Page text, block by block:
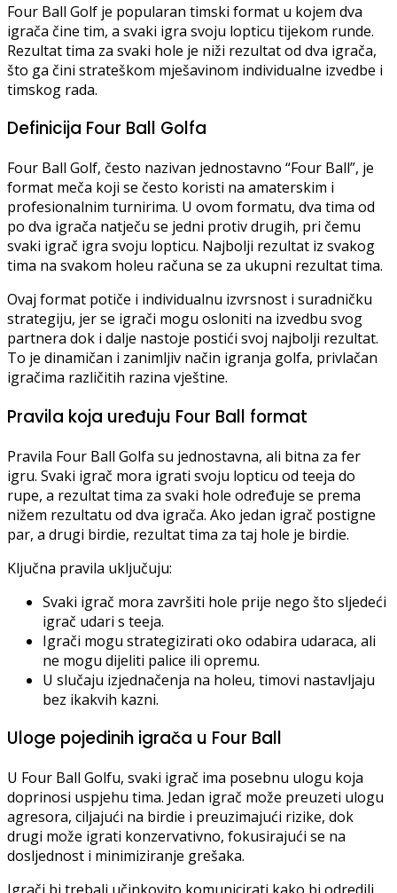
Four Ball Golf je popularan timski format u kojem dva
igrača čine tim, a svaki igra svoju lopticu tijekom runde.
Rezultat tima za svaki hole je niži rezultat od dva igrača,
što ga čini strateškom mješavinom individualne izvedbe i
timskog rada.
Definicija Four Ball Golfa
Four Ball Golf, često nazivan jednostavno “Four Ball”, je
format meča koji se često koristi na amaterskim i
profesionalnim turnirima. U ovom formatu, dva tima od
po dva igrača natječu se jedni protiv drugih, pri čemu
svaki igrač igra svoju lopticu. Najbolji rezultat iz svakog
tima na svakom holeu računa se za ukupni rezultat tima.
Ovaj format potiče i individualnu izvrsnost i suradničku
strategiju, jer se igrači mogu osloniti na izvedbu svog
partnera dok i dalje nastoje postići svoj najbolji rezultat.
To je dinamičan i zanimljiv način igranja golfa, privlačan
igračima različitih razina vještine.
Pravila koja uređuju Four Ball format
Pravila Four Ball Golfa su jednostavna, ali bitna za fer
igru. Svaki igrač mora igrati svoju lopticu od teeja do
rupe, a rezultat tima za svaki hole određuje se prema
nižem rezultatu od dva igrača. Ako jedan igrač postigne
par, a drugi birdie, rezultat tima za taj hole je birdie.
Ključna pravila uključuju:
Svaki igrač mora završiti hole prije nego što sljedeći
igrač udari s teeja.
Igrači mogu strategizirati oko odabira udaraca, ali
ne mogu dijeliti palice ili opremu.
U slučaju izjednačenja na holeu, timovi nastavljaju
bez ikakvih kazni.
Uloge pojedinih igrača u Four Ball
U Four Ball Golfu, svaki igrač ima posebnu ulogu koja
doprinosi uspjehu tima. Jedan igrač može preuzeti ulogu
agresora, ciljajući na birdie i preuzimajući rizike, dok
drugi može igrati konzervativno, fokusirajući se na
dosljednost i minimiziranje grešaka.